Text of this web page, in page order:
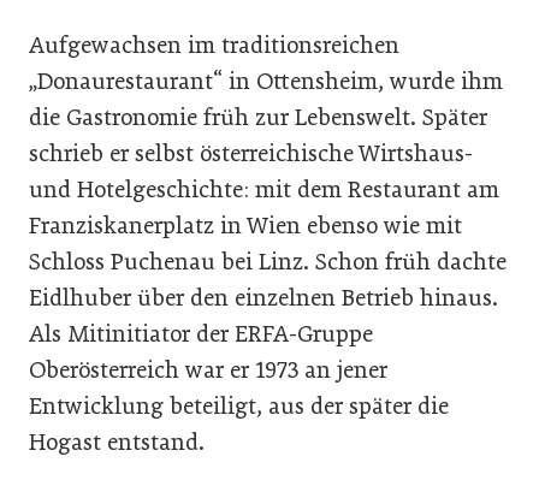
Aufgewachsen im traditionsreichen
„Donaurestaurant“ in Ottensheim, wurde ihm
die Gastronomie früh zur Lebenswelt. Später
schrieb er selbst österreichische Wirtshaus-
und Hotelgeschichte: mit dem Restaurant am
Franziskanerplatz in Wien ebenso wie mit
Schloss Puchenau bei Linz. Schon früh dachte
Eidlhuber über den einzelnen Betrieb hinaus.
Als Mitinitiator der ERFA-Gruppe
Oberösterreich war er 1973 an jener
Entwicklung beteiligt, aus der später die
Hogast entstand.